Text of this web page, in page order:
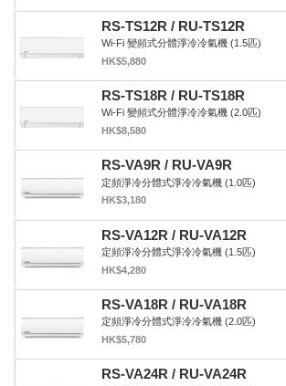
RS-TS12R / RU-TS12R
Wi-Fi 變頻式分體淨冷冷氣機 (1.5匹)
HK$5,880
RS-TS18R / RU-TS18R
Wi-Fi 變頻式分體淨冷冷氣機 (2.0匹)
HK$8,580
RS-VA9R / RU-VA9R
定頻淨冷分體式淨冷冷氣機 (1.0匹)
HK$3,180
RS-VA12R / RU-VA12R
定頻淨冷分體式淨冷冷氣機 (1.5匹)
HK$4,280
RS-VA18R / RU-VA18R
定頻淨冷分體式淨冷冷氣機 (2.0匹)
HK$5,780
RS-VA24R / RU-VA24R